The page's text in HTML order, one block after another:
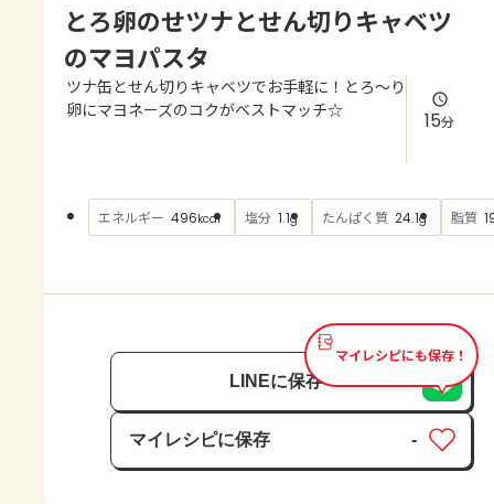
よくあるお問い合わせ
お買い物
とろ卵のせツナとせん切りキャベツ
のマヨパスタ
ツナ缶とせん切りキャベツでお手軽に！とろ～り
卵にマヨネーズのコクがベストマッチ☆
15分
エネルギー 496kcal 塩分 1.1g たんぱく質 24.1g 脂質
マイレシピにも保存！
LINEに保存
マイレシピに保存
保存済み
-